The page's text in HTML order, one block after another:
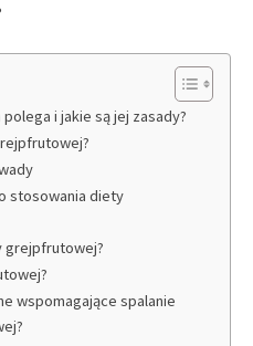
i jakie są jej zasady?
stosowania diety
grejpfrutowej?
wspomagające spalanie